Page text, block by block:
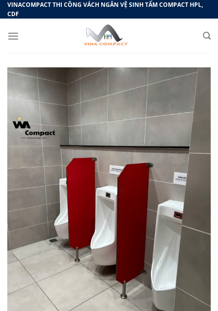
Bỏ
qua
dung
VINACOMPACT THI CÔNG VÁCH NGĂN VỆ SINH TẤM COMPACT HPL,
CDF